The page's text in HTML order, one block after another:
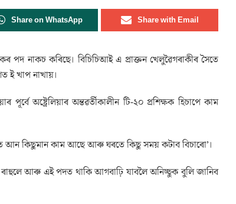
Share on WhatsApp Share with Email
পদ নাকচ কৰিছে। বিচিচিআই এ প্ৰাক্তন খেলুৱৈগৰাকীৰ সৈতে
ই খাপ নাখায়।
অষ্ট্ৰেলিয়াৰ অন্তৱৰ্তীকালীন টি-২০ প্ৰশিক্ষক হিচাপে কাম
আন কিছুমান কাম আছে আৰু ঘৰতে কিছু সময় কটাব বিচাৰো’।
ৰাহুলে আৰু এই পদত থাকি আগবাঢ়ি যাবলৈ অনিচ্ছুক বুলি জানিব